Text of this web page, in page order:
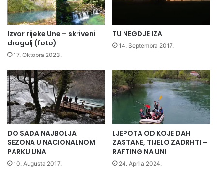
Izvor rijeke Une – skriveni
dragulj (foto)
17. Oktobra 2023.
TU NEGDJE IZA
14. Septembra 2017.
DO SADA NAJBOLJA
SEZONA U NACIONALNOM
PARKU UNA
10. Augusta 2017.
LJEPOTA OD KOJE DAH
ZASTANE, TIJELO ZADRHTI –
RAFTING NA UNI
24. Aprila 2024.